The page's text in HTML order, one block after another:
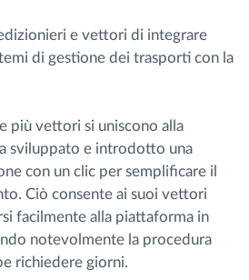
le attività della flotta
e vettori di integrare
di gestione dei trasporti con la
più vettori si uniscono alla
sviluppato e introdotto una
con un clic per semplificare il
Ciò consente ai suoi vettori
facilmente alla piattaforma in
notevolmente la procedura
richiedere giorni.